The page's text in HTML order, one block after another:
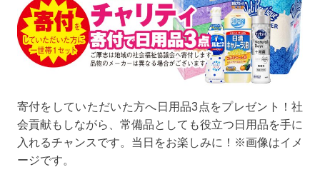
寄付をしていただいた方へ日用品3点をプレゼント！社
会貢献もしながら、常備品としても役立つ日用品を手に
入れるチャンスです。当日をお楽しみに！※画像はイメ
ージです。